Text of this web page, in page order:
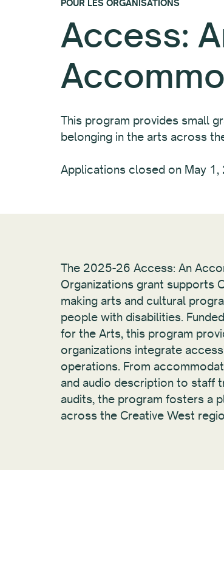
POUR LES ORGANISATIONS
Access:
This program provides small
belonging in the arts across
Applications closed on May 1,
The 2025-26 Access: An
Organizations grant supports
making arts and cultural
people with disabilities.
for the Arts, this program
organizations integrate
operations. From
and audio description to staff
audits, the program fosters a
across the Creative West